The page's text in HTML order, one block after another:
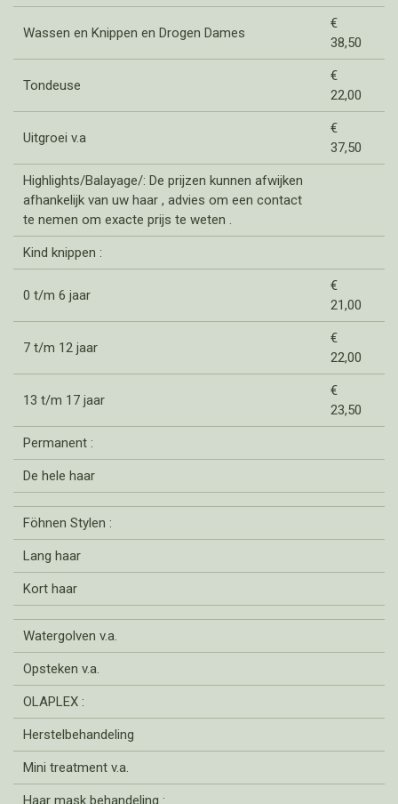
Wassen en Knippen en Drogen Dames
€
38,50
Tondeuse
€
22,00
Uitgroei v.a
€
37,50
Highlights/Balayage/: De prijzen kunnen afwijken
afhankelijk van uw haar , advies om een contact
te nemen om exacte prijs te weten .
Kind knippen :
0 t/m 6 jaar
€
21,00
7 t/m 12 jaar
€
22,00
13 t/m 17 jaar
€
23,50
Permanent :
De hele haar
Föhnen Stylen :
Lang haar
Kort haar
Watergolven v.a.
Opsteken v.a.
OLAPLEX :
Herstelbehandeling
Mini treatment v.a.
Haar mask behandeling :